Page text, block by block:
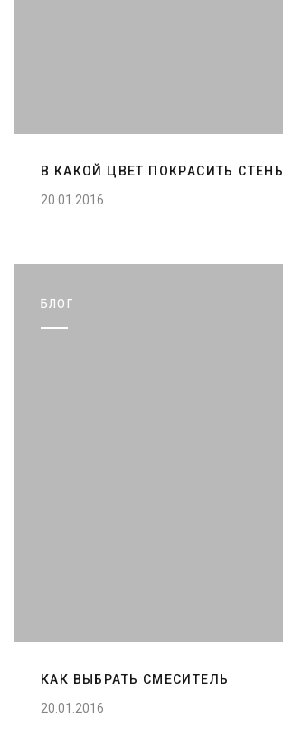
В КАКОЙ ЦВЕТ ПОКРАСИТЬ СТЕНЫ
20.01.2016
БЛОГ
КАК ВЫБРАТЬ СМЕСИТЕЛЬ
20.01.2016